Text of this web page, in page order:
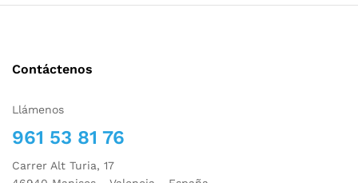
Contáctenos
Llámenos
961 53 81 76
Carrer Alt Turia, 17